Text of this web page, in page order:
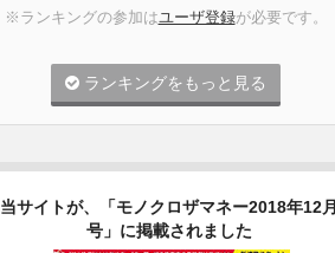
※ランキングの参加はユーザ登録が必要です。
ランキングをもっと見る
当サイトが、「モノクロザマネー2018年12月
号」に掲載されました